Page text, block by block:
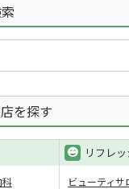
を探す
科
リフレ
ビューティサ